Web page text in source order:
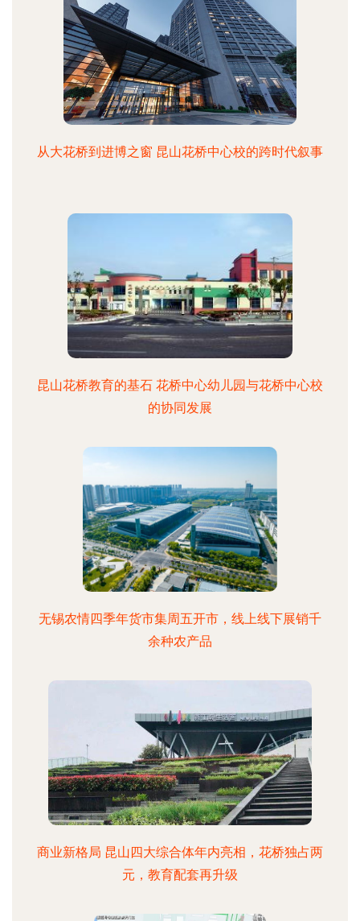
从大花桥到进博之窗 昆山花桥中心校的跨时代叙事
昆山花桥教育的基石 花桥中心幼儿园与花桥中心校
的协同发展
无锡农情四季年货市集周五开市，线上线下展销千
余种农产品
商业新格局 昆山四大综合体年内亮相，花桥独占两
元，教育配套再升级